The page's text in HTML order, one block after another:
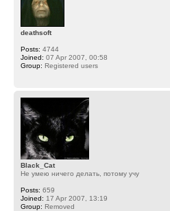
deathsoft
Posts: 4744
Joined: 07 Apr 2007, 00:58
Group: Registered users
Black_Cat
Не умею ничего делать, потому учу
Posts: 659
Joined: 17 Apr 2007, 13:19
Group: Removed